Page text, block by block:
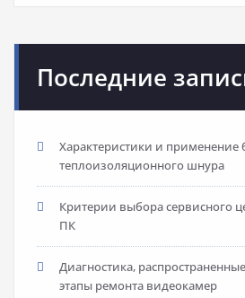
Последние
Характеристики и применение
теплоизоляционного шнура
Критерии выбора сервисного
ПК
Диагностика,
этапы ремонта видеокамер